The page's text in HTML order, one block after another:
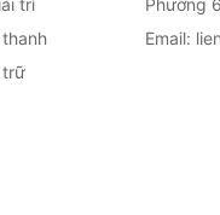
trí
trữ
Phường
Email: